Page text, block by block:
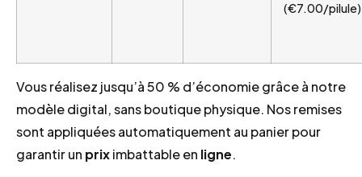
(€7.00/pilule)
Vous réalisez jusqu’à 50 % d’économie grâce à notre
modèle digital, sans boutique physique. Nos remises
sont appliquées automatiquement au panier pour
garantir un priximbattable en ligne.